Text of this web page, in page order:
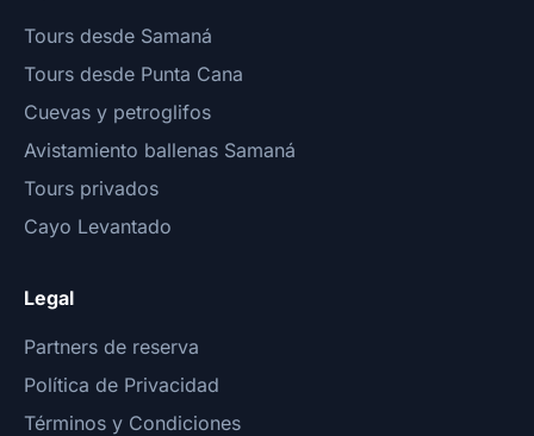
Tours desde Samaná
Tours desde Punta Cana
Cuevas y petroglifos
Avistamiento ballenas Samaná
Tours privados
Cayo Levantado
Legal
Partners de reserva
Política de Privacidad
Términos y Condiciones